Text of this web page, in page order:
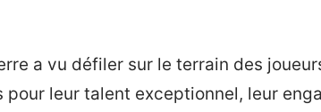
a vu défiler sur le terrain des
pour leur talent exceptionnel, leur